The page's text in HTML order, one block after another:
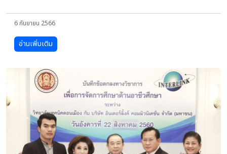
6 กันยายน 2566
อ่านเพิ่มเติม